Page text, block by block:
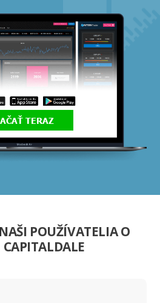
TERAZ
POUŽÍVATELIA O
CAPITALDALE